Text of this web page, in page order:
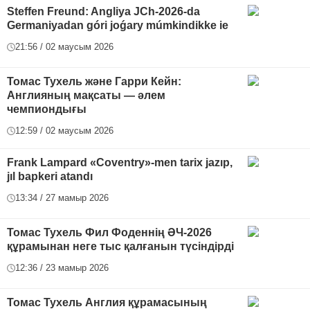
Steffen Freund: Angliya JCh-2026-da
Germaniyadan góri joǵary múmkindikke ie
21:56 / 02 маусым 2026
Томас Тухель және Гарри Кейн:
Англияның мақсаты — әлем
чемпиондығы
12:59 / 02 маусым 2026
Frank Lampard «Coventry»-men tarix jazıp,
jıl bapkeri atandı
13:34 / 27 мамыр 2026
Томас Тухель Фил Фоденнің ӘЧ-2026
құрамынан неге тыс қалғанын түсіндірді
12:36 / 23 мамыр 2026
Томас Тухель Англия құрамасының